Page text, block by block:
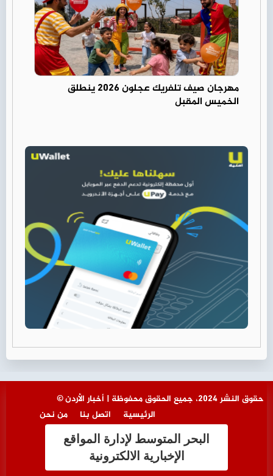
مهرجان صيف تلفريك عجلون 2026 ينطلق
الخميس المقبل
© حقوق النشر 2024، جميع الحقوق محفوظة | أخبار الأردن
من نحن
اتصل بنا الرئيسية
البحر المتوسط لإدارة المواقع
الإخبارية الالكترونية